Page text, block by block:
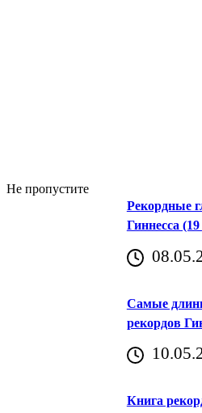
Не пропустите
Рекордные
Гиннесса
Самые
рекордов
Книга